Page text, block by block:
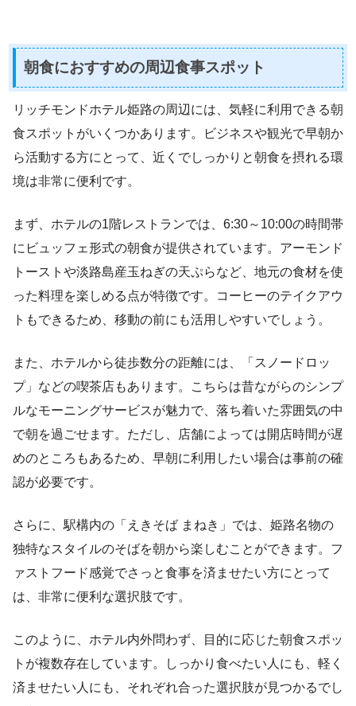
朝食におすすめの周辺食事スポット
リッチモンドホテル姫路の周辺には、気軽に利用できる朝
食スポットがいくつかあります。ビジネスや観光で早朝か
ら活動する方にとって、近くでしっかりと朝食を摂れる環
境は非常に便利です。
まず、ホテルの1階レストランでは、6:30～10:00の時間帯
にビュッフェ形式の朝食が提供されています。アーモンド
トーストや淡路島産玉ねぎの天ぷらなど、地元の食材を使
った料理を楽しめる点が特徴です。コーヒーのテイクアウ
トもできるため、移動の前にも活用しやすいでしょう。
また、ホテルから徒歩数分の距離には、「スノードロッ
プ」などの喫茶店もあります。こちらは昔ながらのシンプ
ルなモーニングサービスが魅力で、落ち着いた雰囲気の中
で朝を過ごせます。ただし、店舗によっては開店時間が遅
めのところもあるため、早朝に利用したい場合は事前の確
認が必要です。
さらに、駅構内の「えきそば まねき」では、姫路名物の
独特なスタイルのそばを朝から楽しむことができます。フ
ァストフード感覚でさっと食事を済ませたい方にとって
は、非常に便利な選択肢です。
このように、ホテル内外問わず、目的に応じた朝食スポッ
トが複数存在しています。しっかり食べたい人にも、軽く
済ませたい人にも、それぞれ合った選択肢が見つかるでし